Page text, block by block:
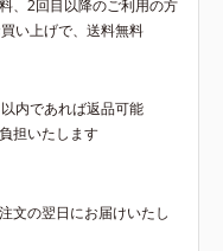
、2回目以降のご利用の方
い上げで、送料無料
内であれば返品可能
担いたします
文の翌日にお届けいたし